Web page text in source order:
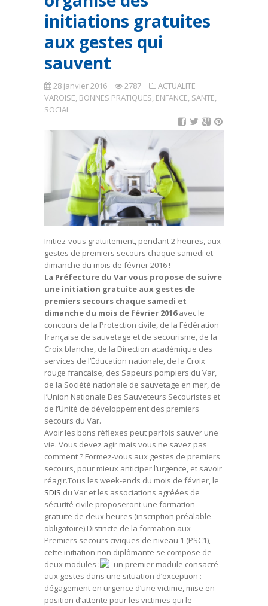
initiations gratuites
aux gestes qui
sauvent
28 janvier 2016 2787
ACTUALITE
VAROISE, BONNES PRATIQUES, ENFANCE, SANTE,
SOCIAL
Initiez-vous gratuitement, pendant 2 heures, aux
gestes de premiers secours chaque samedi et
dimanche du mois de février 2016 !
La Préfecture du Var vous propose de suivre
une initiation gratuite aux gestes de
premiers secours chaque samedi et
dimanche du mois de février 2016avec le
concours de la Protection civile, de la Fédération
française de sauvetage et de secourisme, de la
Croix blanche, de la Direction académique des
services de l’Éducation nationale, de la Croix
rouge française, des Sapeurs pompiers du Var,
de la Société nationale de sauvetage en mer, de
l’Union Nationale Des Sauveteurs Secouristes et
de l’Unité de développement des premiers
secours du Var.
Avoir les bons réflexes peut parfois sauver une
vie. Vous devez agir mais vous ne savez pas
comment ? Formez-vous aux gestes de premiers
secours, pour mieux anticiper l’urgence, et savoir
réagir.Tous les week-ends du mois de février, le
SDIS du Var et les associations agréées de
sécurité civile proposeront une formation
gratuite de deux heures (inscription préalable
obligatoire).Distincte de la formation aux
Premiers secours civiques de niveau 1 (PSC1),
cette initiation non diplômante se compose de
deux modules :
un premier module consacré
aux gestes dans une situation d’exception :
dégagement en urgence d’une victime, mise en
position d’attente pour les victimes qui le